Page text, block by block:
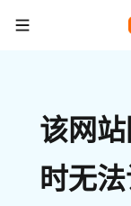
该网
时无